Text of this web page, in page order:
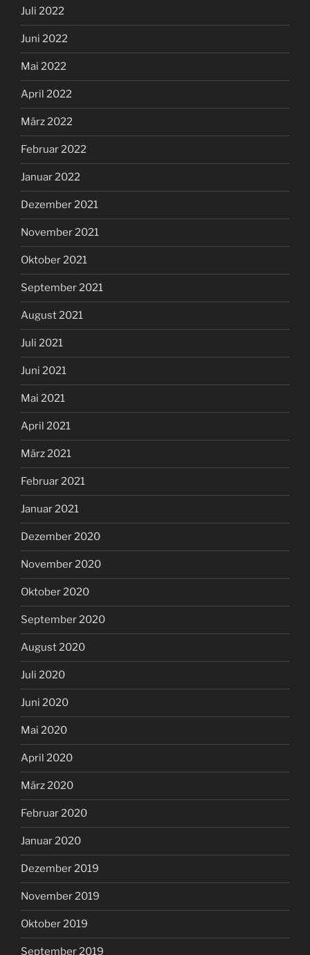
Juli 2022
Juni 2022
Mai 2022
April 2022
März 2022
Februar 2022
Januar 2022
Dezember 2021
November 2021
Oktober 2021
September 2021
August 2021
Juli 2021
Juni 2021
Mai 2021
April 2021
März 2021
Februar 2021
Januar 2021
Dezember 2020
November 2020
Oktober 2020
September 2020
August 2020
Juli 2020
Juni 2020
Mai 2020
April 2020
März 2020
Februar 2020
Januar 2020
Dezember 2019
November 2019
Oktober 2019
September 2019